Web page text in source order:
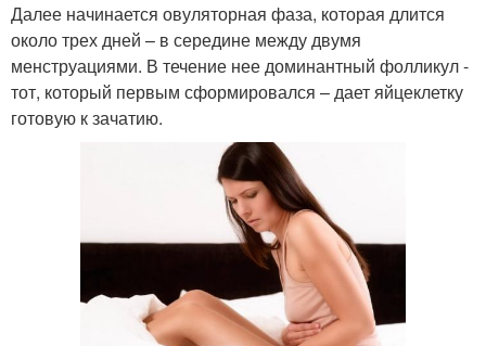
Далее начинается овуляторная фаза, которая длится
около трех дней – в середине между двумя
менструациями. В течение нее доминантный фолликул -
тот, который первым сформировался – дает яйцеклетку
готовую к зачатию.